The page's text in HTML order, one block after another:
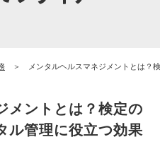
メンタルヘルスマネジメントとは？
メントとは？検定の
ル管理に役立つ効果